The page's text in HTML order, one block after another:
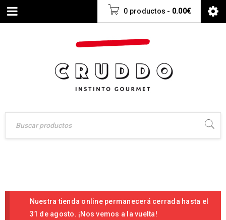
0 productos - 0.00€
Nuestra tienda online permanecerá cerrada hasta el
31 de agosto. ¡Nos vemos a la vuelta!